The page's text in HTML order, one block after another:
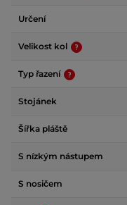
Určení
Velikost kol
Typ řazení
Stojánek
Šířka pláště
S nízkým nástupem
S nosičem